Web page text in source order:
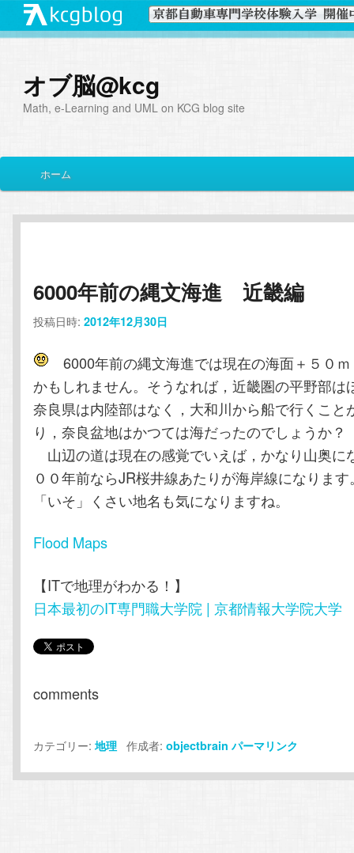
オブ脳@kcg
Math, e-Learning and UML on KCG blog site
イ
メ
イ
コ
ン
ン
ツ
へ
サ
ブ
ン
テ
ツ
へ
移
ホーム
6000年前の縄文海進 近畿編
投稿日時:2012年12月30日
6000年前の縄文海進では現在の海面＋５０
かもしれません。そうなれば，近畿圏の平野部は
奈良県は内陸部はなく，大和川から船で行くこと
り，奈良盆地はかつては海だったのでしょうか？
山辺の道は現在の感覚でいえば，かなり山奥に
００年前ならJR桜井線あたりが海岸線になりま
「いそ」くさい地名も気になりますね。
Flood Maps
【ITで地理がわかる！】
日本最初のIT専門職大学院 | 京都情報大学院大学
comments
カテゴリー:地理 作成者:objectbrain パーマリンク